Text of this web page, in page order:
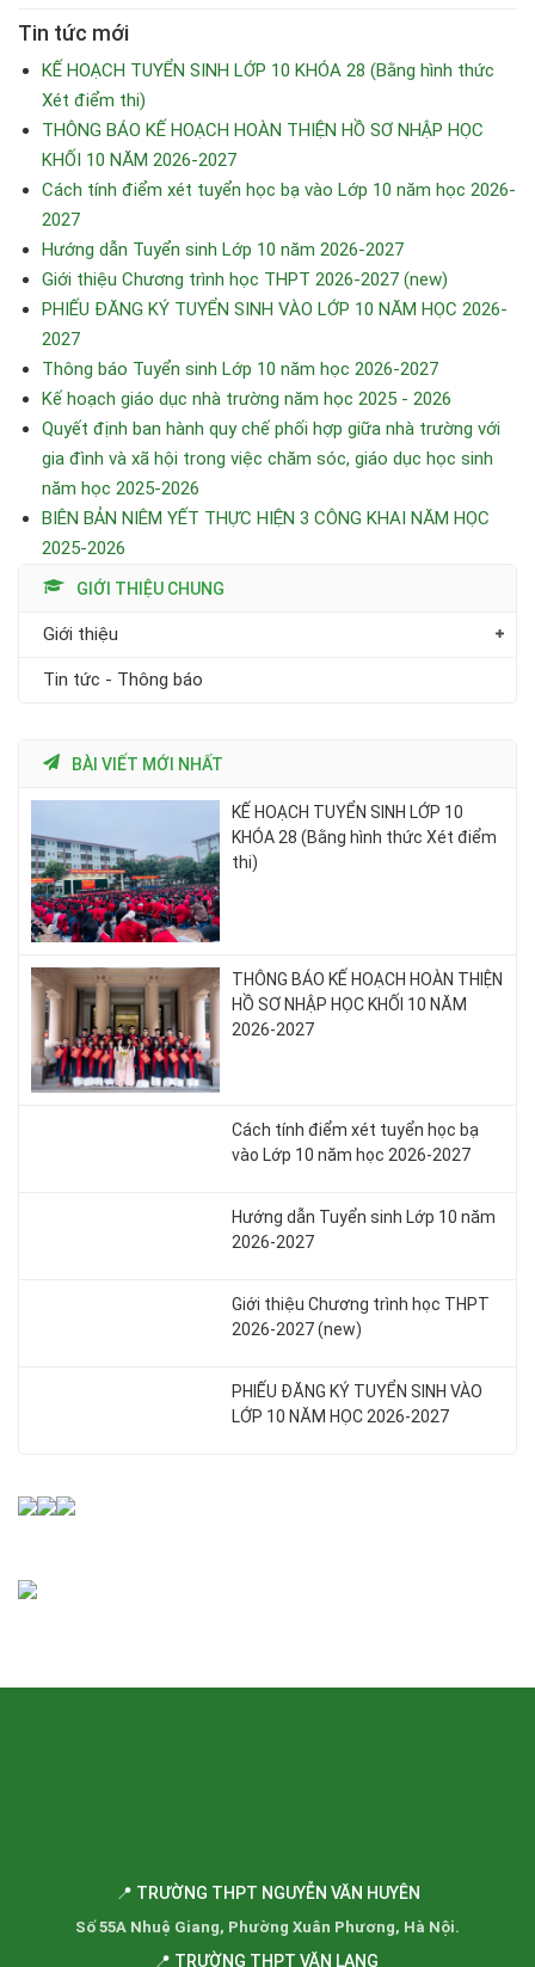
Tin tức mới
KẾ HOẠCH TUYỂN SINH LỚP 10 KHÓA 28 (Bằng hình thức
Xét điểm thi)
THÔNG BÁO KẾ HOẠCH HOÀN THIỆN HỒ SƠ NHẬP HỌC
KHỐI 10 NĂM 2026-2027
Cách tính điểm xét tuyển học bạ vào Lớp 10 năm học 2026-
2027
Hướng dẫn Tuyển sinh Lớp 10 năm 2026-2027
Giới thiệu Chương trình học THPT 2026-2027 (new)
PHIẾU ĐĂNG KÝ TUYỂN SINH VÀO LỚP 10 NĂM HỌC 2026-
2027
Thông báo Tuyển sinh Lớp 10 năm học 2026-2027
Kế hoạch giáo dục nhà trường năm học 2025 - 2026
Quyết định ban hành quy chế phối hợp giữa nhà trường với
gia đình và xã hội trong việc chăm sóc, giáo dục học sinh
năm học 2025-2026
BIÊN BẢN NIÊM YẾT THỰC HIỆN 3 CÔNG KHAI NĂM HỌC
2025-2026
GIỚI THIỆU CHUNG
Giới thiệu
Tin tức - Thông báo
BÀI VIẾT MỚI NHẤT
KẾ HOẠCH TUYỂN SINH LỚP 10
KHÓA 28 (Bằng hình thức Xét điểm
thi)
THÔNG BÁO KẾ HOẠCH HOÀN THIỆN
HỒ SƠ NHẬP HỌC KHỐI 10 NĂM
2026-2027
Cách tính điểm xét tuyển học bạ
vào Lớp 10 năm học 2026-2027
Hướng dẫn Tuyển sinh Lớp 10 năm
2026-2027
Giới thiệu Chương trình học THPT
2026-2027 (new)
PHIẾU ĐĂNG KÝ TUYỂN SINH VÀO
LỚP 10 NĂM HỌC 2026-2027
📍 TRƯỜNG THPT NGUYỄN VĂN HUYÊN
Số 55A Nhuệ Giang, Phường Xuân Phương, Hà Nội.
📍 TRƯỜNG THPT VĂN LANG